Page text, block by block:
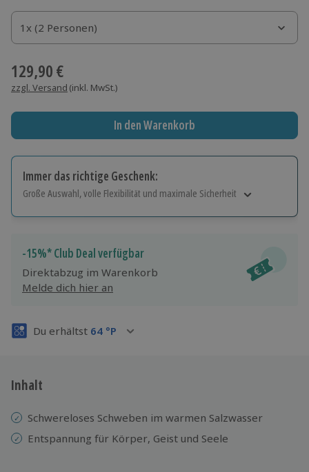
1x (2 Personen)
1x (2 Personen)
1x (2 Personen)
129,90 €
zzgl. Versand (inkl. MwSt.)
In den Warenkorb
Immer das richtige Geschenk:
Große Auswahl, volle Flexibilität und maximale Sicherheit
Jeder Gutschein für alle Erlebnisse einlösbar.
Maximale Sicherheit
3 Jahre gültig & verlängerbar.
-15%* Club Deal verfügbar
Direktabzug im Warenkorb
Melde dich hier an
Du erhältst 64 °P
Inhalt
Schwereloses Schweben im warmen Salzwasser
Entspannung für Körper, Geist und Seele